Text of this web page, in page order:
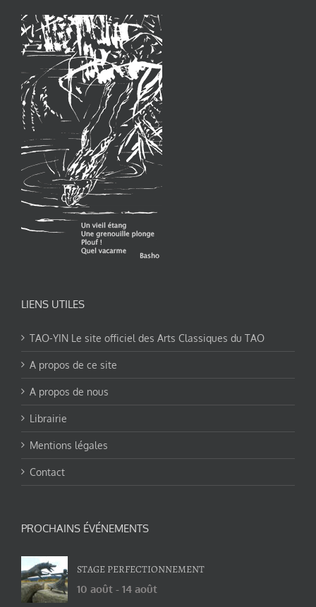
LIENS UTILES
TAO-YIN Le site officiel des Arts Classiques du TAO
A propos de ce site
A propos de nous
Librairie
Mentions légales
Contact
PROCHAINS ÉVÉNEMENTS
STAGE PERFECTIONNEMENT
10 août - 14 août